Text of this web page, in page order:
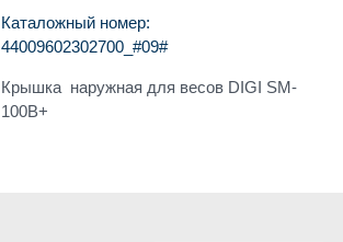
Каталожный номер:
44009602302700_#09#
Крышка наружная для весов DIGI SM-
100B+